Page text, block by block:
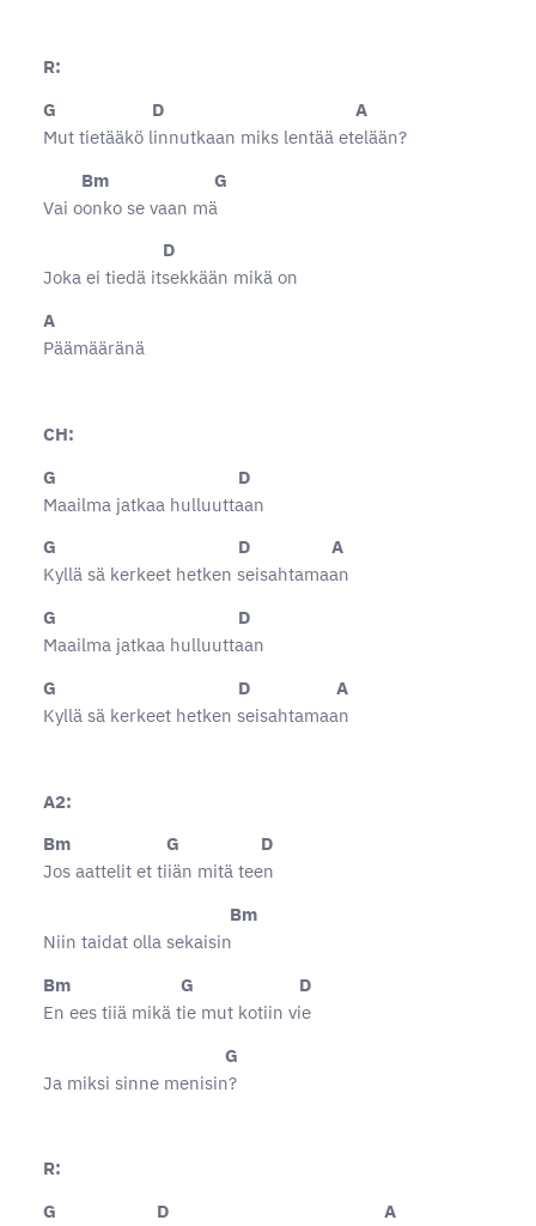
R:
G D A
Mut tietääkö linnutkaan miks lentää etelään?
Bm G
Vai oonko se vaan mä
D
Joka ei tiedä itsekkään mikä on
A
Päämääränä
CH:
G D
Maailma jatkaa hulluuttaan
G D A
Kyllä sä kerkeet hetken seisahtamaan
G D
Maailma jatkaa hulluuttaan
G D A
Kyllä sä kerkeet hetken seisahtamaan
A2:
Bm G D
Jos aattelit et tiiän mitä teen
Bm
Niin taidat olla sekaisin
Bm G D
En ees tiiä mikä tie mut kotiin vie
G
Ja miksi sinne menisin?
R:
G D A